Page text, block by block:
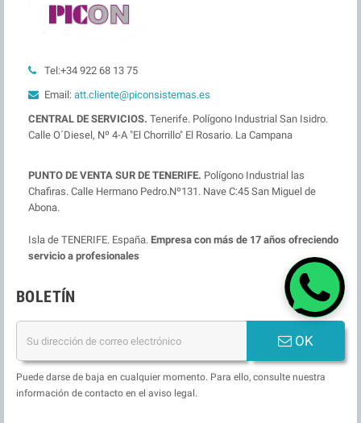
Tel:+34 922 68 13 75
Email: att.cliente@piconsistemas.es
CENTRAL DE SERVICIOS. Tenerife. Polígono Industrial San Isidro.
Calle O´Diesel, Nº 4-A "El Chorrillo" El Rosario. La Campana
PUNTO DE VENTA SUR DE TENERIFE. Polígono Industrial las
Chafiras. Calle Hermano Pedro.Nº131. Nave C:45 San Miguel de
Abona.
Isla de TENERIFE. España. Empresa con más de 17 años ofreciendo
servicio a profesionales
BOLETÍN
OK
Puede darse de baja en cualquier momento. Para ello, consulte nuestra
información de contacto en el aviso legal.